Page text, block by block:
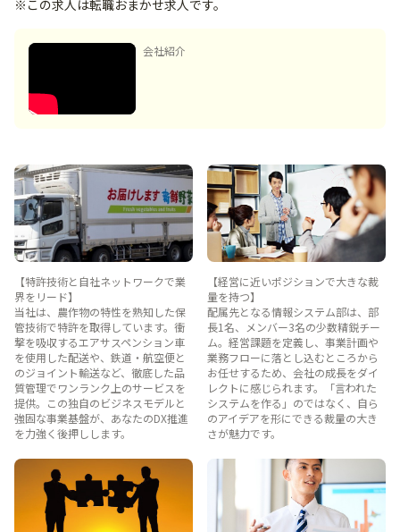
※この求人は転職おまかせ求人です。
会社紹介
【特許技術と自社ネットワークで業
界をリード】
当社は、農作物の特性を熟知した保
管技術で特許を取得しています。衝
撃を吸収するエアサスペンション車
を使用した配送や、鉄道・航空便と
のジョイント輸送など、徹底した品
質管理でワンランク上のサービスを
提供。この独自のビジネスモデルと
強固な事業基盤が、あなたのDX推進
を力強く後押しします。
【経営に近いポジションで大きな裁
量を持つ】
配属先となる情報システム部は、部
長1名、メンバー3名の少数精鋭チー
ム。経営課題を定義し、事業計画や
業務フローに落とし込むところから
お任せするため、会社の成長をダイ
レクトに感じられます。「言われた
システムを作る」のではなく、自ら
のアイデアを形にできる裁量の大き
さが魅力です。